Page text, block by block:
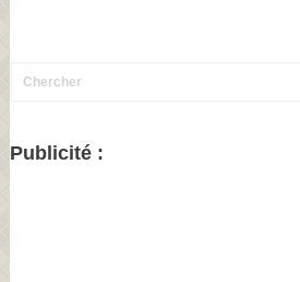
Publicité :